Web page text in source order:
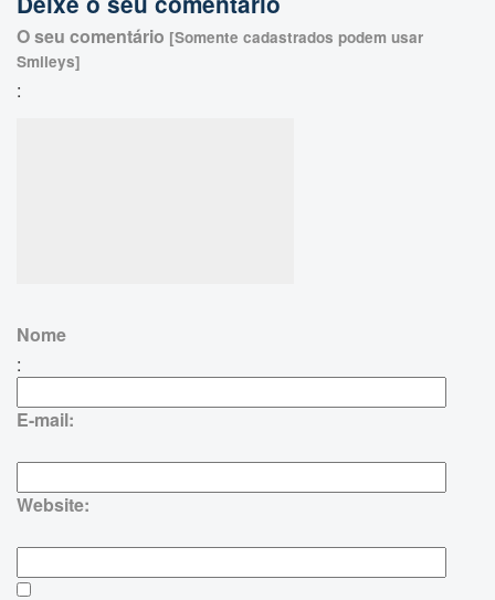
O seu comentário [Somente cadastrados podem usar
Smileys]
:
Nome
:
E-mail:
Website: